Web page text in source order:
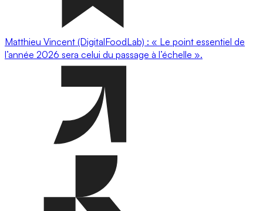
Matthieu Vincent (DigitalFoodLab) : « Le point essentiel de
l’année 2026 sera celui du passage à l’échelle ».